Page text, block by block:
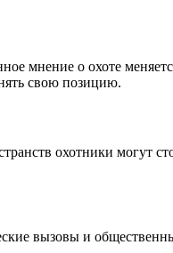
мнение о охоте
свою позицию.
охотники могут
вызовы и